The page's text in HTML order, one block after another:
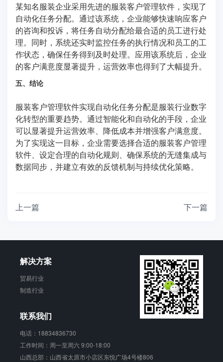
某知名服装企业采用先进的服装客户管理软件，实现了
自动化任务分配。通过该系统，企业能够快速响应客户
的咨询和投诉，将任务自动分配给最合适的员工进行处
理。同时，系统还实时监控任务的执行情况和员工的工
作状态，确保任务得到及时处理。应用该系统后，企业
的客户满意度显著提升，运营效率也得到了大幅提升。
五、结论
服装客户管理软件实现自动化任务分配是服装行业数字
化转型的重要趋势。通过智能化和自动化的手段，企业
可以显著提升运营效率、降低成本并增强客户满意度。
为了实现这一目标，企业需要选择合适的服装客户管理
软件、设定合理的自动化规则、确保系统的无缝集成与
数据同步，并建立有效的反馈机制与持续优化策略。
上一篇 下一篇
解决方案
贸易行业
制造行业
联系我们
电话：18834836730
工作时间：周一至周六 9:00-18:00
山西总部：山西省太原市小店区东悦广场4号楼806